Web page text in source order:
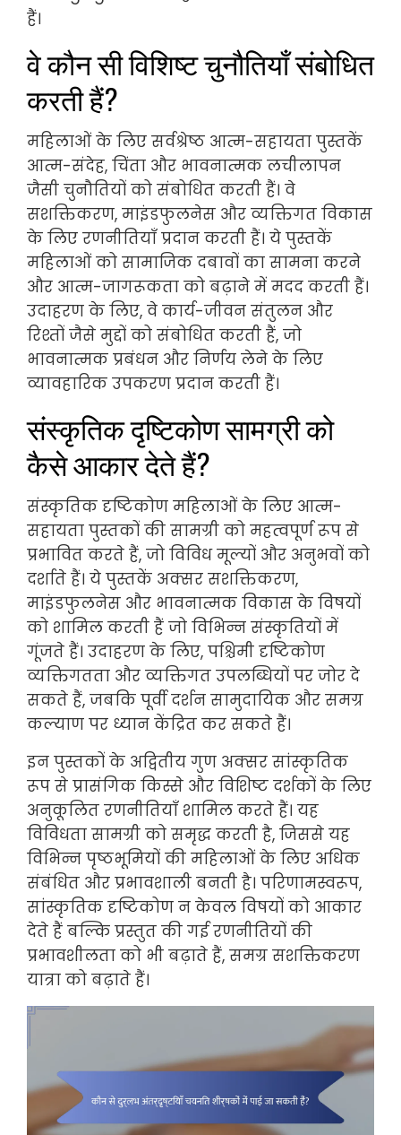
हैं।
वे कौन सी विशिष्ट चुनौतियाँ संबोधित
करती हैं?
महिलाओं के लिए सर्वश्रेष्ठ आत्म-सहायता पुस्तकें
आत्म-संदेह, चिंता और भावनात्मक लचीलापन
जैसी चुनौतियों को संबोधित करती हैं। वे
सशक्तिकरण, माइंडफुलनेस और व्यक्तिगत विकास
के लिए रणनीतियाँ प्रदान करती हैं। ये पुस्तकें
महिलाओं को सामाजिक दबावों का सामना करने
और आत्म-जागरूकता को बढ़ाने में मदद करती हैं।
उदाहरण के लिए, वे कार्य-जीवन संतुलन और
रिश्तों जैसे मुद्दों को संबोधित करती हैं, जो
भावनात्मक प्रबंधन और निर्णय लेने के लिए
व्यावहारिक उपकरण प्रदान करती हैं।
संस्कृतिक दृष्टिकोण सामग्री को
कैसे आकार देते हैं?
संस्कृतिक दृष्टिकोण महिलाओं के लिए आत्म-
सहायता पुस्तकों की सामग्री को महत्वपूर्ण रूप से
प्रभावित करते हैं, जो विविध मूल्यों और अनुभवों को
दर्शाते हैं। ये पुस्तकें अक्सर सशक्तिकरण,
माइंडफुलनेस और भावनात्मक विकास के विषयों
को शामिल करती हैं जो विभिन्न संस्कृतियों में
गूंजते हैं। उदाहरण के लिए, पश्चिमी दृष्टिकोण
व्यक्तिगतता और व्यक्तिगत उपलब्धियों पर जोर दे
सकते हैं, जबकि पूर्वी दर्शन सामुदायिक और समग्र
कल्याण पर ध्यान केंद्रित कर सकते हैं।
इन पुस्तकों के अद्वितीय गुण अक्सर सांस्कृतिक
रूप से प्रासंगिक किस्से और विशिष्ट दर्शकों के लिए
अनुकूलित रणनीतियाँ शामिल करते हैं। यह
विविधता सामग्री को समृद्ध करती है, जिससे यह
विभिन्न पृष्ठभूमियों की महिलाओं के लिए अधिक
संबंधित और प्रभावशाली बनती है। परिणामस्वरूप,
सांस्कृतिक दृष्टिकोण न केवल विषयों को आकार
देते हैं बल्कि प्रस्तुत की गई रणनीतियों की
प्रभावशीलता को भी बढ़ाते हैं, समग्र सशक्तिकरण
यात्रा को बढ़ाते हैं।